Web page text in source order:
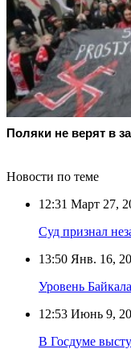
Поляки не верят в
Новости по теме
12:31 Март 27,
Суд признал
13:50 Янв. 16,
Уровень
12:53 Июнь 9,
В Госдуме